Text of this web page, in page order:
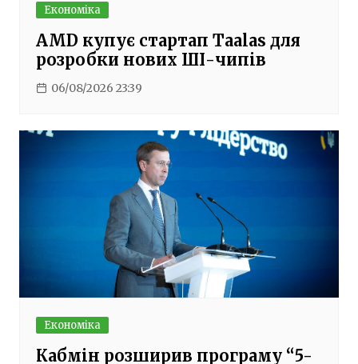
Економіка
AMD купує стартап Taalas для
розробки нових ШІ-чипів
06/08/2026 23:39
Економіка
Кабмін розширив програму “5-